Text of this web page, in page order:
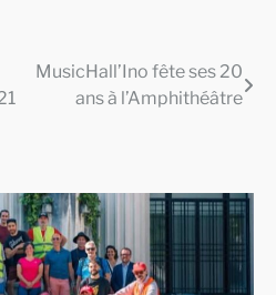
MusicHall’Ino fête ses 20
ans à l’Amphithéâtre